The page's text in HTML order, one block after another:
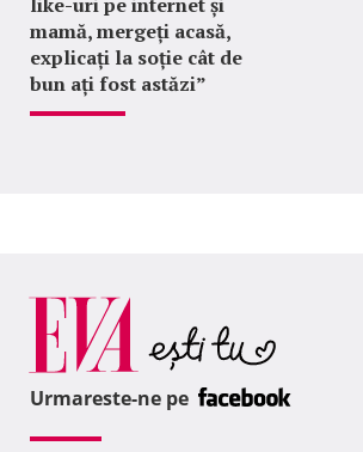
mamă, mergeți acasă,
explicați la soție cât de
bun ați fost astăzi”
Urmareste-ne pe